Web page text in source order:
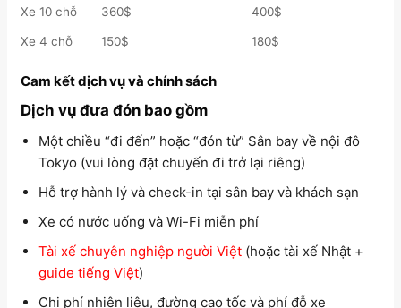
Xe 10 chỗ 360$ 400$
Xe 4 chỗ 150$ 180$
Cam kết dịch vụ và chính sách
Dịch vụ đưa đón bao gồm
Một chiều “đi đến” hoặc “đón từ” Sân bay về nội đô
Tokyo (vui lòng đặt chuyến đi trở lại riêng)
Hỗ trợ hành lý và check-in tại sân bay và khách sạn
Xe có nước uống và Wi-Fi miễn phí
Tài xế chuyên nghiệp người Việt(hoặc tài xế Nhật +
guide tiếng Việt)
Chi phí nhiên liệu, đường cao tốc và phí đỗ xe